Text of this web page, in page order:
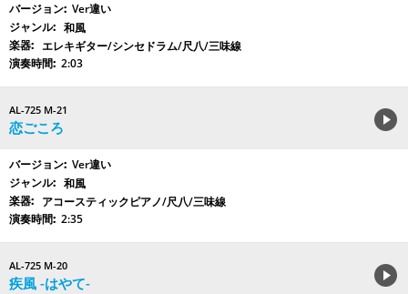
Ver違い
和風
エレキギター/シンセドラム/尺八/三味線
2:03
AL-725 M-21
恋ごころ
Ver違い
和風
アコースティックピアノ/尺八/三味線
2:35
AL-725 M-20
疾風 -はやて-